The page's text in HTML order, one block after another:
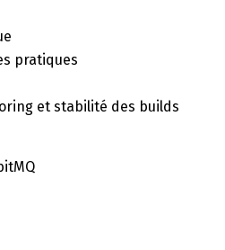
pratiques
et stabilité des builds